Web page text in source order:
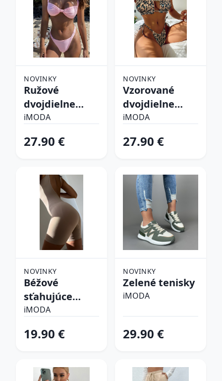
NOVINKY
Ružové
dvojdielne
plavky
iMODA
27.90 €
NOVINKY
Vzorované
dvojdielne
plavky
iMODA
27.90 €
NOVINKY
Béžové
sťahujúce
spodné prádlo
iMODA
19.90 €
NOVINKY
Zelené tenisky
iMODA
29.90 €